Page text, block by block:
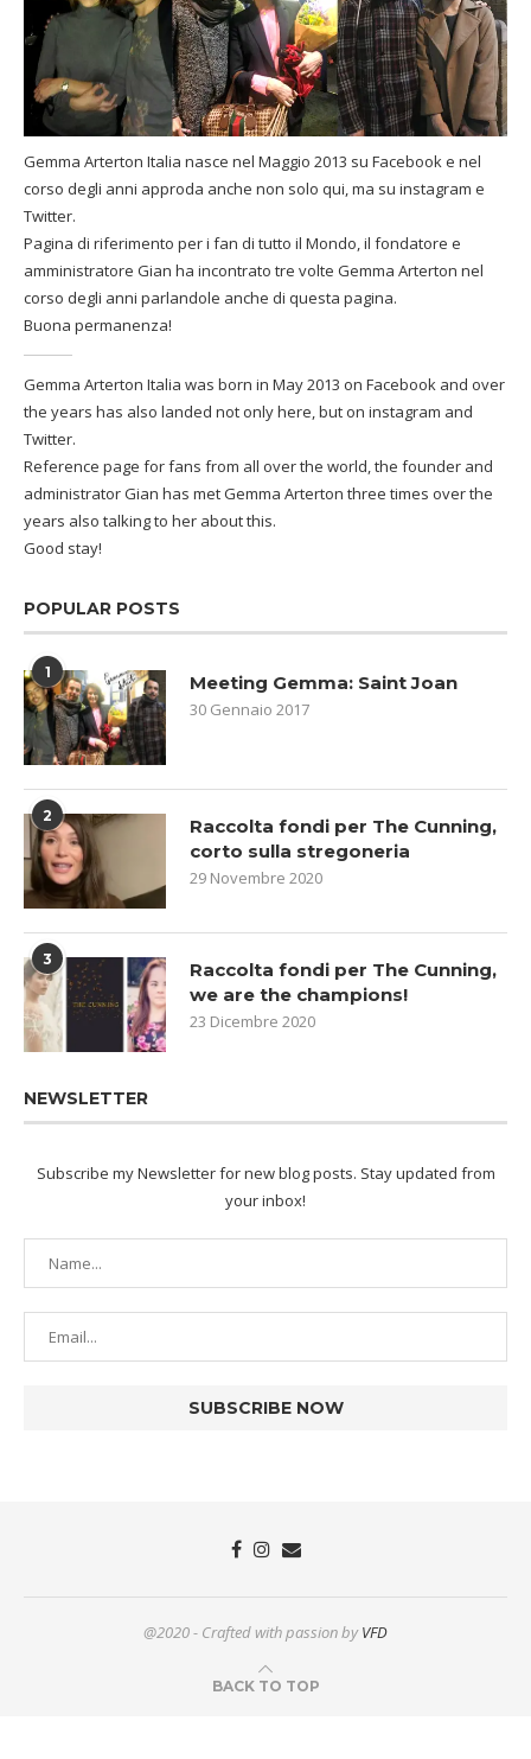
Gemma Arterton Italia nasce nel Maggio 2013 su Facebook e nel
corso degli anni approda anche non solo qui, ma su instagram e
Twitter.
Pagina di riferimento per i fan di tutto il Mondo, il fondatore e
amministratore Gian ha incontrato tre volte Gemma Arterton nel
corso degli anni parlandole anche di questa pagina.
Buona permanenza!
Gemma Arterton Italia was born in May 2013 on Facebook and over
the years has also landed not only here, but on instagram and
Twitter.
Reference page for fans from all over the world, the founder and
administrator Gian has met Gemma Arterton three times over the
years also talking to her about this.
Good stay!
POPULAR POSTS
1 Meeting Gemma: Saint Joan
30 Gennaio 2017
2
Raccolta fondi per The Cunning,
corto sulla stregoneria
29 Novembre 2020
3
Raccolta fondi per The Cunning,
we are the champions!
23 Dicembre 2020
NEWSLETTER
Subscribe my Newsletter for new blog posts. Stay updated from
your inbox!
@2020 - Crafted with passion byVFD
BACK TO TOP